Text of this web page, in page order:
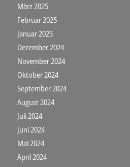
März 2025
Februar 2025
Januar 2025
Dezember 2024
November 2024
Oktober 2024
September 2024
August 2024
Juli 2024
Juni 2024
Mai 2024
April 2024